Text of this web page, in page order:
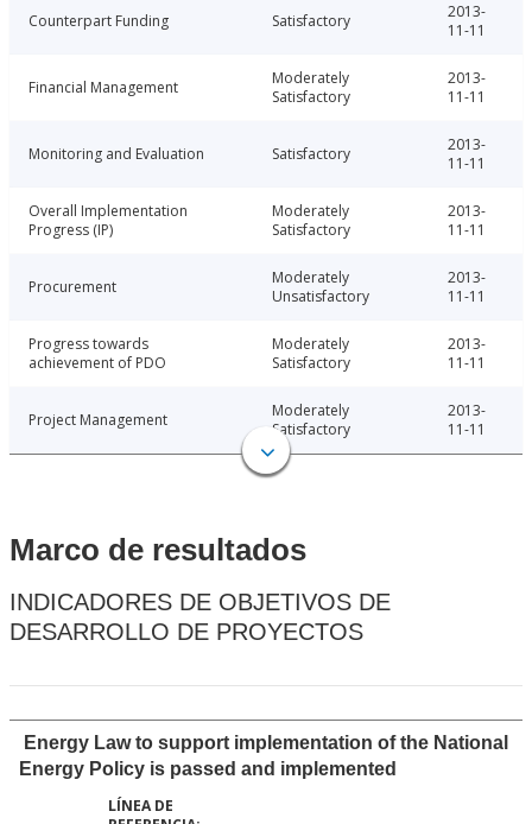
Counterpart Funding Satisfactory
2013-
11-11
Financial Management
Moderately
Satisfactory
2013-
11-11
Monitoring and Evaluation Satisfactory
2013-
11-11
Overall Implementation
Progress (IP)
Moderately
Satisfactory
2013-
11-11
Procurement
Moderately
Unsatisfactory
2013-
11-11
Progress towards
achievement of PDO
Moderately
Satisfactory
2013-
11-11
Project Management
Moderately
Satisfactory
2013-
11-11
Marco de resultados
INDICADORES DE OBJETIVOS DE
DESARROLLO DE PROYECTOS
Energy Law to support implementation of the National
Energy Policy is passed and implemented